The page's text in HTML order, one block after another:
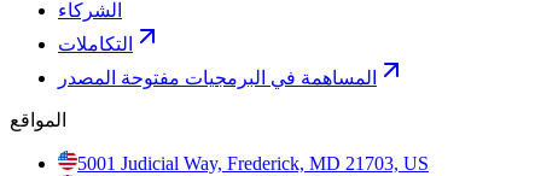
الشركاء
التكاملات
المساهمة في البرمجيات مفتوحة المصدر
المواقع
5001 Judicial Way, Frederick, MD 21703, US